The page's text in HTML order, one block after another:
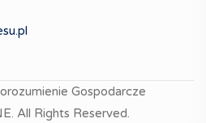
Gospodarcze
All Rights Reserved.